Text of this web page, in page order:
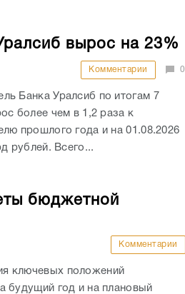
вырос на 23%
Комментарии 0
Банка Уралсиб по итогам 7
более чем в 1,2 раза к
прошлого года и на 01.08.2026
рублей. Всего...
бюджетной
Комментарии
ключевых положений
будущий год и на плановый